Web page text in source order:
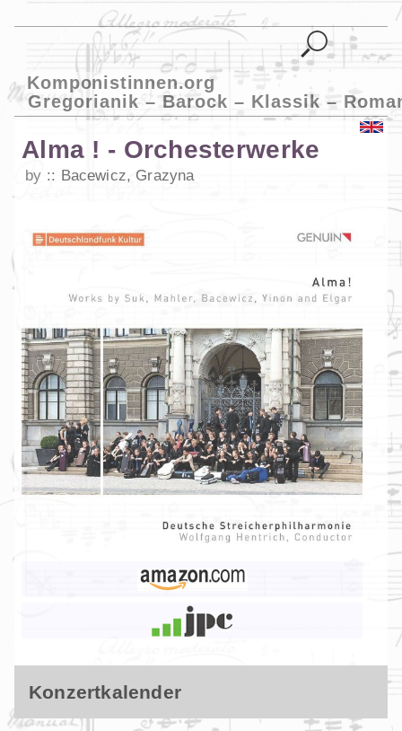
Komponistinnen.org
Gregorianik – Barock – Klassik –
Alma ! - Orchesterwerke
by Bacewicz, Grazyna
Konzertkalender